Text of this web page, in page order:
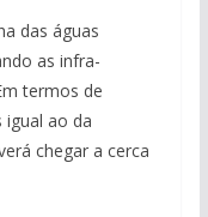
das águas
as infra-
termos de
ao da
chegar a cerca